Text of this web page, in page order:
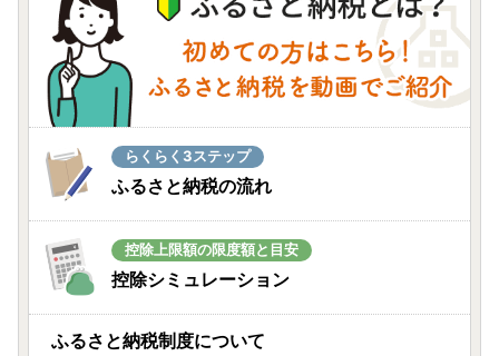
らくらく3ステップ
ふるさと納税の流れ
控除上限額の限度額と目安
控除シミュレーション
ふるさと納税制度について